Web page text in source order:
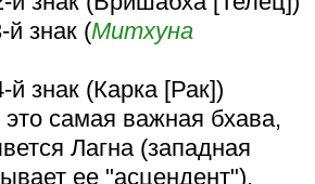
й знак (Митхуна
й знак (Карка [Рак])
самая важная бхава,
Лагна (западная
ее "асцендент").